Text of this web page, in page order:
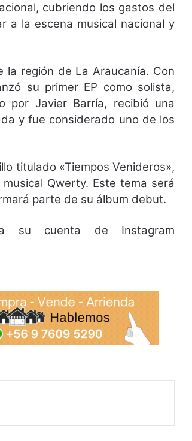
cubriendo los gastos del
a la escena musical nacional y
región de La Araucanía. Con
su primer EP como solista,
por Javier Barría, recibió una
y fue considerado uno de los
titulado «Tiempos Venideros»,
Qwerty. Este tema será
parte de su álbum debut.
su cuenta de Instagram